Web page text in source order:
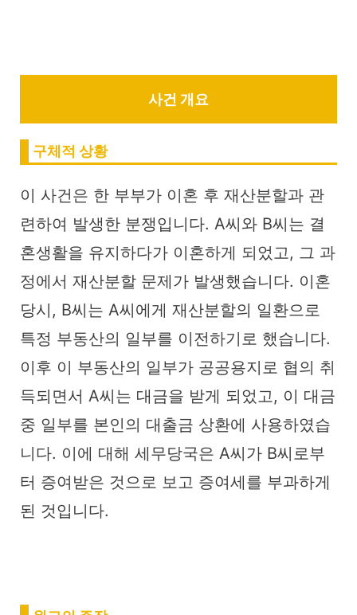
사건 개요
구체적 상황
이 사건은 한 부부가 이혼 후 재산분할과 관
련하여 발생한 분쟁입니다. A씨와 B씨는 결
혼생활을 유지하다가 이혼하게 되었고, 그 과
정에서 재산분할 문제가 발생했습니다. 이혼
당시, B씨는 A씨에게 재산분할의 일환으로
특정 부동산의 일부를 이전하기로 했습니다.
이후 이 부동산의 일부가 공공용지로 협의 취
득되면서 A씨는 대금을 받게 되었고, 이 대금
중 일부를 본인의 대출금 상환에 사용하였습
니다. 이에 대해 세무당국은 A씨가 B씨로부
터 증여받은 것으로 보고 증여세를 부과하게
된 것입니다.